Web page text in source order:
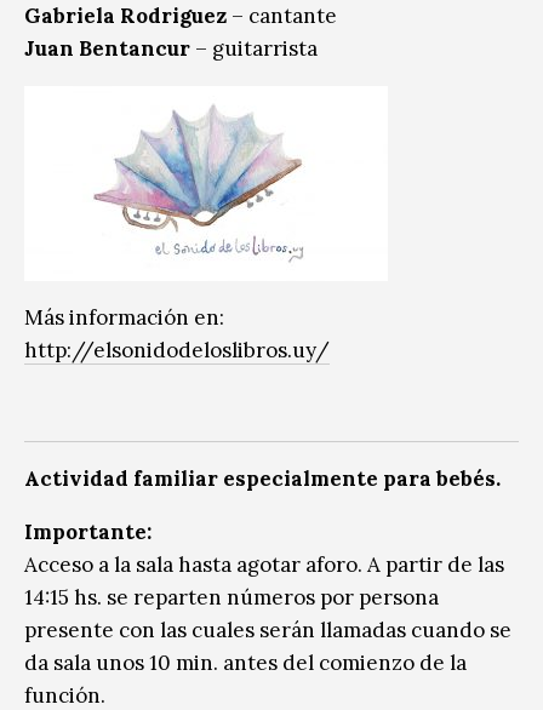
Gabriela Rodriguez – cantante
Juan Bentancur – guitarrista
Más información en:
http://elsonidodeloslibros.uy/
Actividad familiar especialmente para bebés.
Importante:
Acceso a la sala hasta agotar aforo. A partir de las
14:15 hs. se reparten números por persona
presente con las cuales serán llamadas cuando se
da sala unos 10 min. antes del comienzo de la
función.